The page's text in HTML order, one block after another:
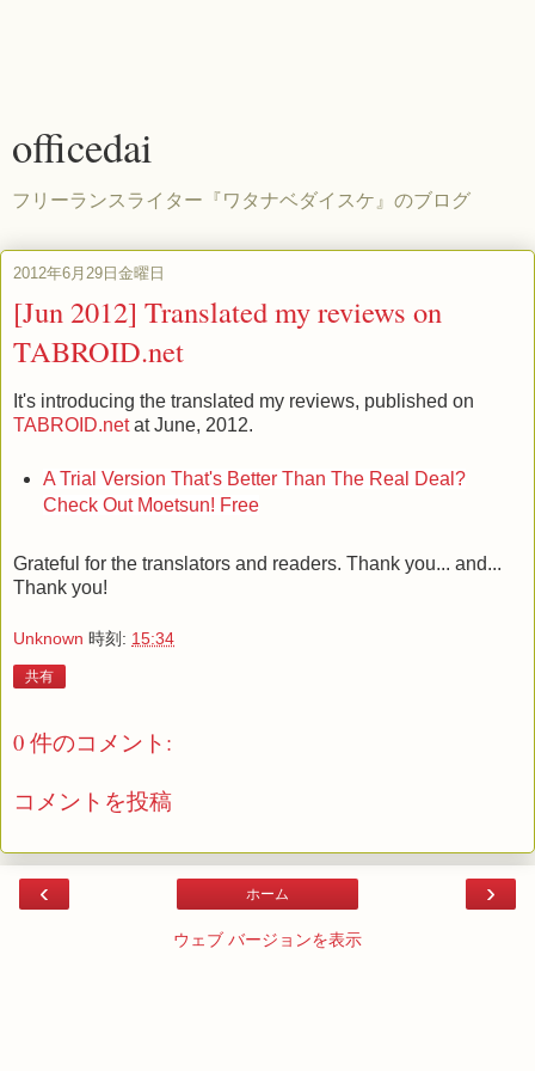
officedai
フリーランスライター『ワタナベダイスケ』のブログ
2012年6月29日金曜日
[Jun 2012] Translated my reviews on
TABROID.net
It's introducing the translated my reviews, published on
TABROID.netat June, 2012.
A Trial Version That's Better Than The Real Deal?
Check Out Moetsun! Free
Grateful for the translators and readers. Thank you... and...
Thank you!
Unknown 時刻: 15:34
共有
0 件のコメント:
コメントを投稿
‹ ›
ホーム
ウェブ バージョンを表示